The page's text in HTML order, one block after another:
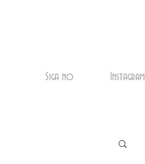
Siga no Instagram